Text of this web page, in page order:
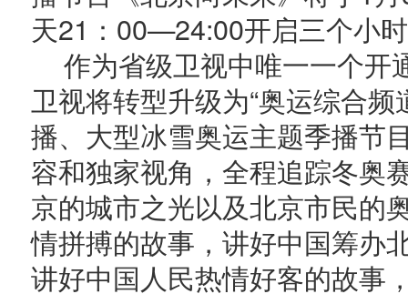
天21：00—24:00开启三个小
作为省级卫视中唯一一个开
卫视将转型升级为“奥运综合
播、大型冰雪奥运主题季播节
容和独家视角，全程追踪冬奥
京的城市之光以及北京市民的
情拼搏的故事，讲好中国筹办
讲好中国人民热情好客的故事